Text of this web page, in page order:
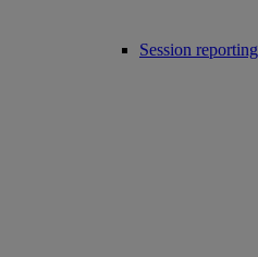
Session reporting